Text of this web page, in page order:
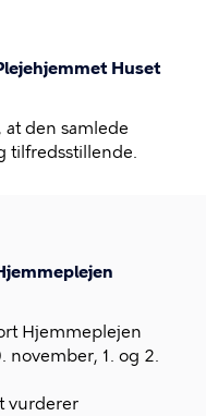
Huset
den samlede
tilfredsstillende.
Hjemmeplejen
november, 1. og 2.
vurderer